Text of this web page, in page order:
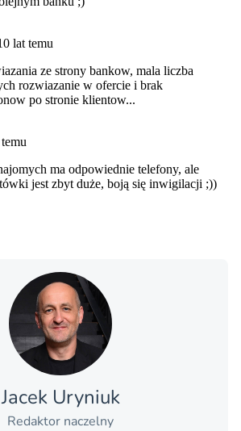
Jacek Uryniuk
Redaktor naczelny